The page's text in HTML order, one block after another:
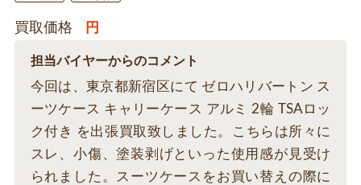
買取価格 円
担当バイヤーからのコメント
今回は、東京都新宿区にて ゼロハリバートン ス
ーツケース キャリーケース アルミ 2輪 TSAロッ
ク付き を出張買取致しました。こちらは所々に
スレ、小傷、塗装剥げといった使用感が見受け
られました。スーツケースをお買い替えの際に